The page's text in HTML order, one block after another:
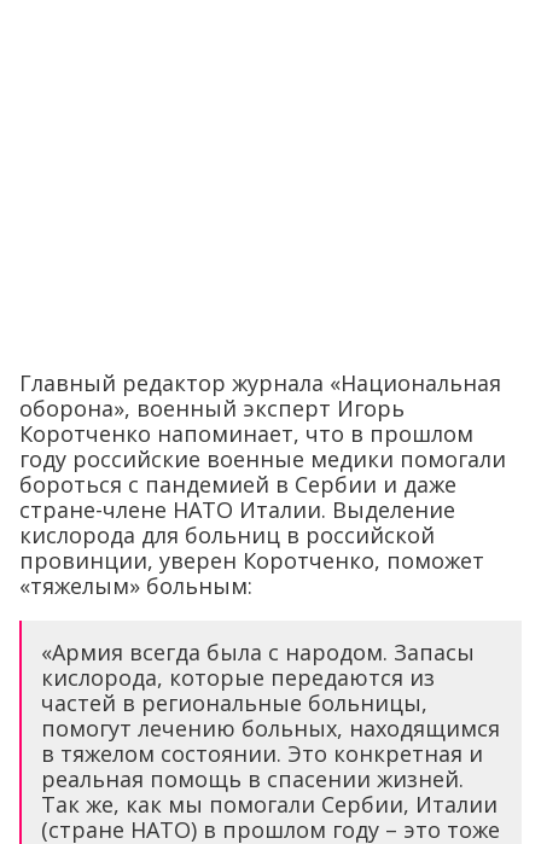
Главный редактор журнала «Национальная
оборона», военный эксперт Игорь
Коротченко напоминает, что в прошлом
году российские военные медики помогали
бороться с пандемией в Сербии и даже
стране-члене НАТО Италии. Выделение
кислорода для больниц в российской
провинции, уверен Коротченко, поможет
«тяжелым» больным:
«Армия всегда была с народом. Запасы
кислорода, которые передаются из
частей в региональные больницы,
помогут лечению больных, находящимся
в тяжелом состоянии. Это конкретная и
реальная помощь в спасении жизней.
Так же, как мы помогали Сербии, Италии
(стране НАТО) в прошлом году – это тоже